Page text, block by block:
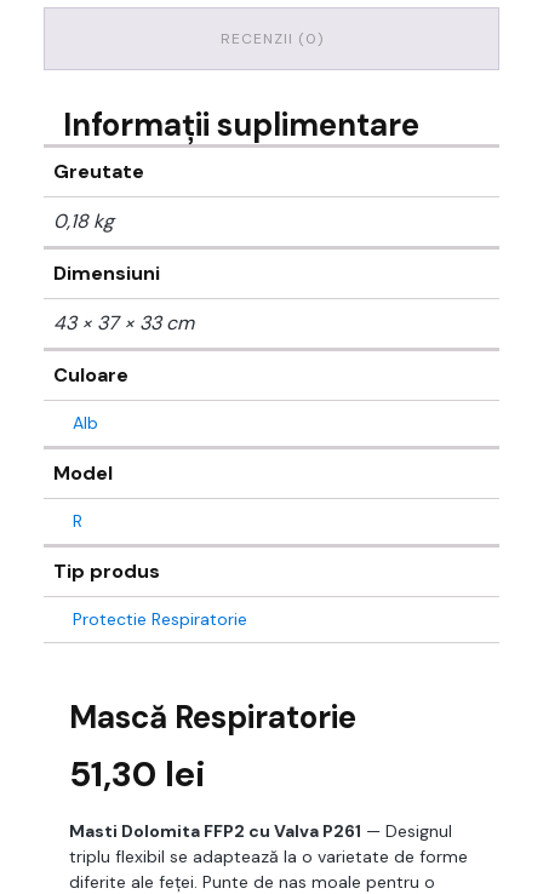
RECENZII (0)
Informații suplimentare
Greutate
0,18 kg
Dimensiuni
43 × 37 × 33 cm
Culoare
Alb
Model
R
Tip produs
Protectie Respiratorie
Mască Respiratorie
51,30 lei
Masti Dolomita FFP2 cu Valva P261 — Designul
triplu flexibil se adaptează la o varietate de forme
diferite ale feței. Punte de nas moale pentru o